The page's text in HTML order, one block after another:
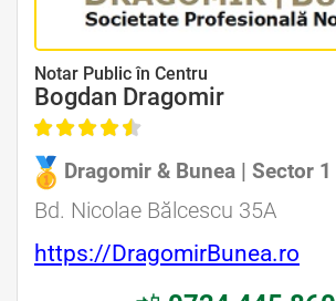
Notar Public în Centru
Bogdan Dragomir
Dragomir & Bunea | Sector 1
Bd. Nicolae Bălcescu 35A
https://DragomirBunea.ro